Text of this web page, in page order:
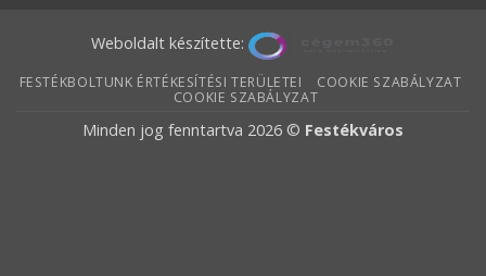
Weboldalt készítette:
FESTÉKBOLTUNK ÉRTÉKESÍTÉSI TERÜLETEI
COOKIE SZABÁLYZAT
COOKIE SZABÁLYZAT
Minden jog fenntartva 2026 © Festékváros